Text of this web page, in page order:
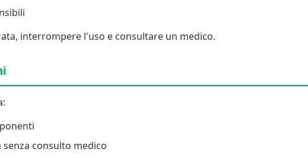
interrompere l'uso e consultare un medico.
consulto medico